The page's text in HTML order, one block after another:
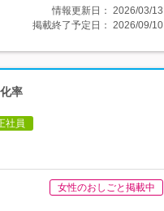
情報更新日： 2026/03/13
掲載終了予定日： 2026/09/10
率
社員
女性のおしごと掲載中